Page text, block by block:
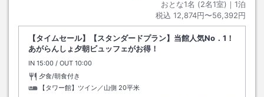
おとな1名 (2名1室)｜ 1泊
税込 12,874円〜56,392円
【タイムセール】【スタンダードプラン】当館人気No．1！
あがらんしょ夕朝ビュッフェがお得！
IN チェックイン
15:00 / OUT チェックアウト
10:00
夕食/朝食付き
【タワー館】ツイン／山側 20平米